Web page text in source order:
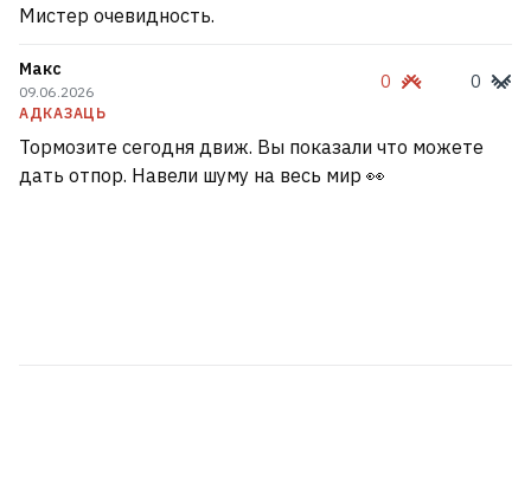
Мистер очевидность.
Макс
09.06.2026
АДКАЗАЦЬ
0 0
Тормозите сегодня движ. Вы показали что можете
дать отпор. Навели шуму на весь мир 👀